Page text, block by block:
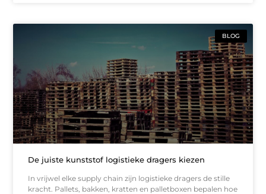
BLOG
De juiste kunststof logistieke dragers kiezen
In vrijwel elke supply chain zijn logistieke dragers de stille
kracht. Pallets, bakken, kratten en palletboxen bepalen hoe